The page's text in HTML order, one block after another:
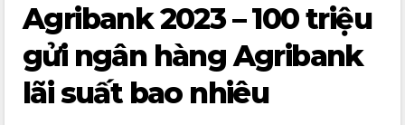
Agribank 2023 – 100 triệu
gửi ngân hàng Agribank
lãi suất bao nhiêu